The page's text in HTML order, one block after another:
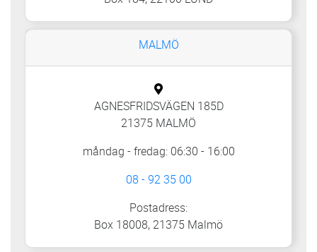
MALMÖ
AGNESFRIDSVÄGEN 185D
21375 MALMÖ
måndag - fredag: 06:30 - 16:00
08 - 92 35 00
Postadress:
Box 18008, 21375 Malmö